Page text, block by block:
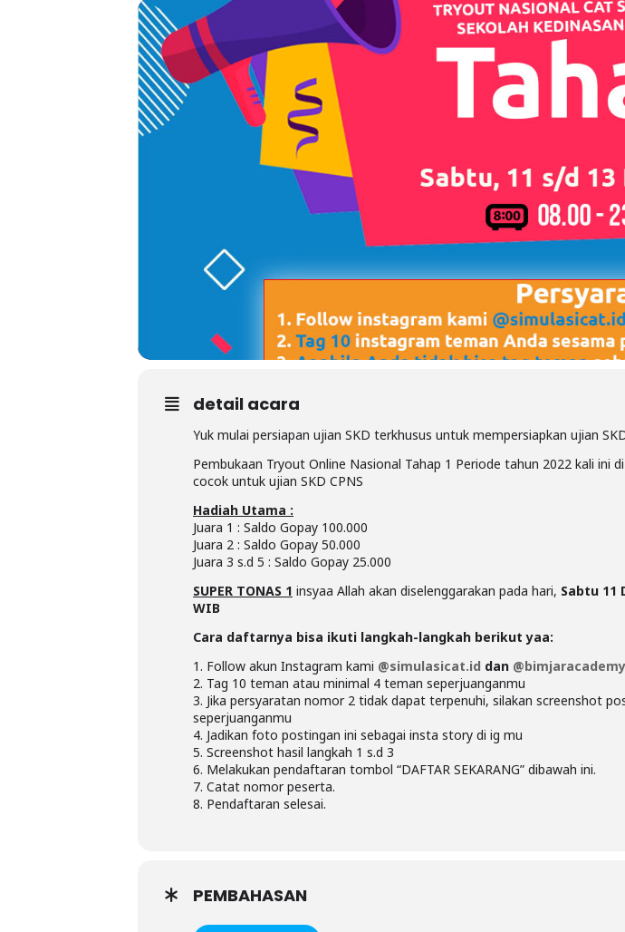
detail acara
Yuk mulai persiapan ujian SKD terkhusus untuk mempersiapkan ujian
Pembukaan Tryout Online Nasional Tahap 1 Periode tahun 2022 kali ini
cocok untuk ujian SKD CPNS
Hadiah Utama :
Juara 1 : Saldo Gopay 100.000
Juara 2 : Saldo Gopay 50.000
Juara 3 s.d 5 : Saldo Gopay 25.000
SUPER TONAS 1 insyaa Allah akan diselenggarakan pada hari, Sabtu 11
WIB
Cara daftarnya bisa ikuti langkah-langkah berikut yaa:
1. Follow akun Instagram kami @simulasicat.id dan @bimjaracademy
2. Tag 10 teman atau minimal 4 teman seperjuanganmu
3. Jika persyaratan nomor 2 tidak dapat terpenuhi, silakan screenshot
seperjuanganmu
4. Jadikan foto postingan ini sebagai insta story di ig mu
5. Screenshot hasil langkah 1 s.d 3
6. Melakukan pendaftaran tombol “DAFTAR SEKARANG” dibawah ini.
7. Catat nomor peserta.
8. Pendaftaran selesai.
PEMBAHASAN